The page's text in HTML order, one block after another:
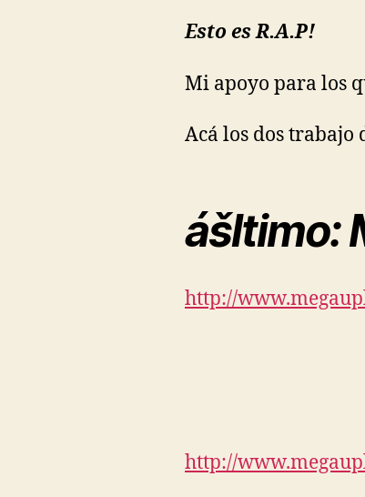
Esto es R.A.P!
Mi apoyo para los
Acá los dos trabajo
ášltimo:
http://
http://